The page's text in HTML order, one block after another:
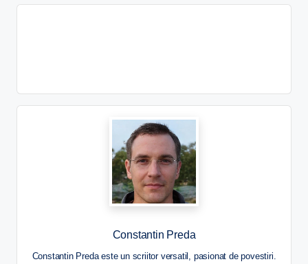
Constantin Preda
Constantin Preda este un scriitor versatil, pasionat de povestiri.